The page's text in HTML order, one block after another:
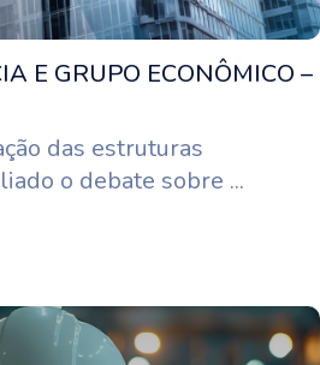
E GRUPO ECONÔMICO –
das estruturas
o debate sobre ...